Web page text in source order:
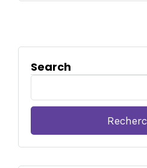
Search
Rechercher :